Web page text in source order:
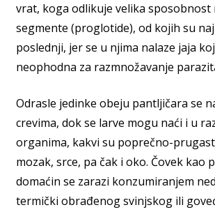
vrat, koga odlikuje velika sposobnost
segmente (proglotide), od kojih su
poslednji, jer se u njima nalaze jaja
neophodna za razmnožavanje
Odrasle jedinke obeju pantljičara se
crevima, dok se larve mogu naći i u
organima, kakvi su poprečno-
mozak, srce, pa čak i oko. Čovek kao
domaćin se zarazi konzumiranjem
termički obrađenog svinjskog ili